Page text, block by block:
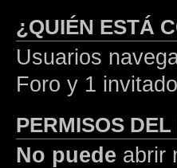
¿QUIÉN ESTÁ
Usuarios
Foro y 1 invitado
PERMISOS DEL
No puede abrir